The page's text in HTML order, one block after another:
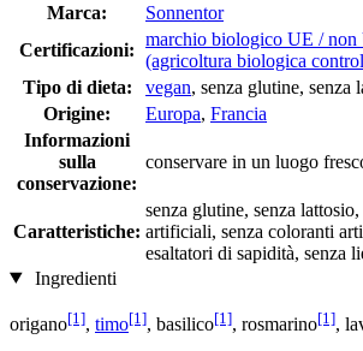
Marca:
Sonnentor
Certificazioni:
marchio biologico UE / non
(agricoltura biologica
Tipo di dieta:
vegan, senza glutine, senza
Origine:
Europa, Francia
Informazioni
sulla
conservazione:
conservare in un luogo
Caratteristiche:
senza glutine, senza
artificiali, senza coloranti
esaltatori di sapidità, senza
Ingredienti
origano[1], timo[1], basilico[1], rosmarino[1],